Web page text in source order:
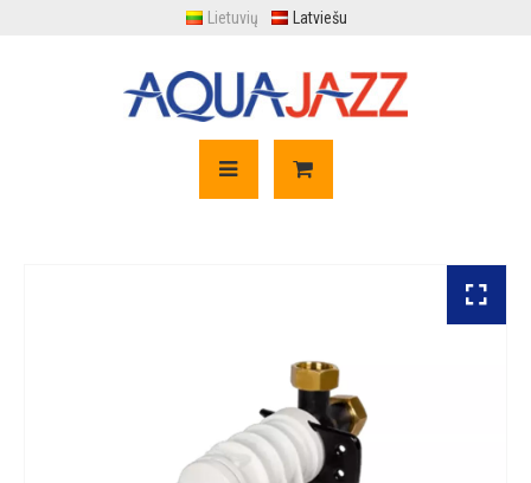
Lietuvių Latviešu